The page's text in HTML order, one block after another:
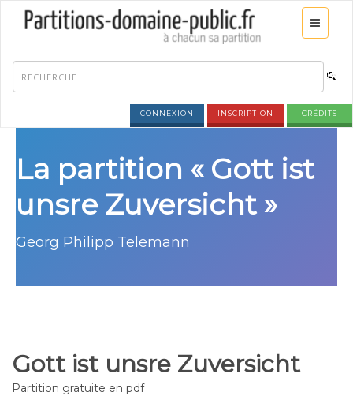
CONNEXION INSCRIPTION CRÉDITS
La partition « Gott ist
unsre Zuversicht »
Georg Philipp Telemann
Gott ist unsre Zuversicht
Partition gratuite en pdf